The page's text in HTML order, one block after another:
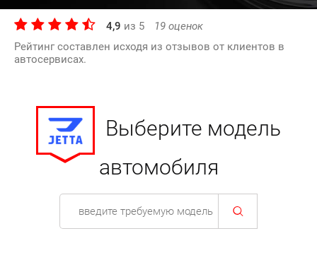
4,9 из 5 19 оценок
Рейтинг составлен исходя из отзывов от клиентов в
автосервисах.
Выберите модель
автомобиля